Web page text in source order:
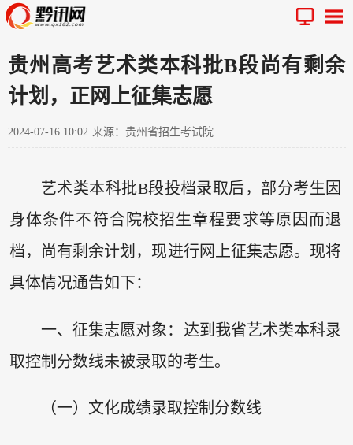
贵州高考艺术类本科批B段尚有剩余
计划，正网上征集志愿
2024-07-16 10:02 来源：贵州省招生考试院
艺术类本科批B段投档录取后，部分考生因
身体条件不符合院校招生章程要求等原因而退
档，尚有剩余计划，现进行网上征集志愿。现将
具体情况通告如下：
一、征集志愿对象：达到我省艺术类本科录
取控制分数线未被录取的考生。
（一）文化成绩录取控制分数线